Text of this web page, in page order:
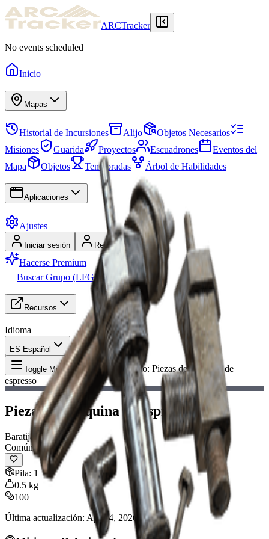
ARCTracker
No events scheduled
Inicio
Mapas
Historial de Incursiones Alijo
Objetos Necesarios
Misiones
Guarida Proyectos Escuadrones
Eventos del
Mapa
Objetos Temporadas Árbol de Habilidades
Aplicaciones
Ajustes
Iniciar sesión Registrarse
Hacerse Premium
Buscar Grupo (LFG)
Recursos
Idioma
ES Español
Toggle Menu Objeto: Piezas de máquina de
espresso
Piezas de máquina de espresso
Baratija
Común
Pila: 1
0.5 kg
100
Última actualización: Apr 14, 2026